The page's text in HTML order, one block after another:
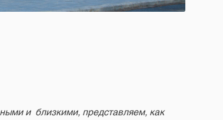
и близкими, представляем, как